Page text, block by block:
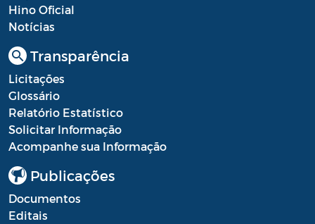
Hino Oficial
Notícias
Transparência
Licitações
Glossário
Relatório Estatístico
Solicitar Informação
Acompanhe sua Informação
Publicações
Documentos
Editais